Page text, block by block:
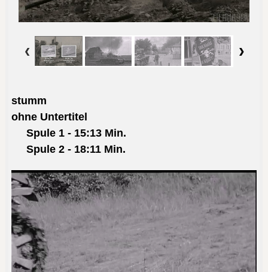
stumm
ohne Untertitel
Spule 1 - 15:13 Min.
Spule 2 - 18:11 Min.